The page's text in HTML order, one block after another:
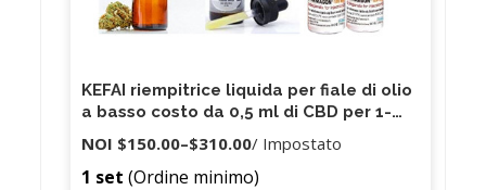
KEFAI riempitrice liquida per fiale di olio
a basso costo da 0,5 ml di CBD per 1-
5000 ml
NOI $150.00–$310.00/ Impostato
1 set (Ordine minimo)